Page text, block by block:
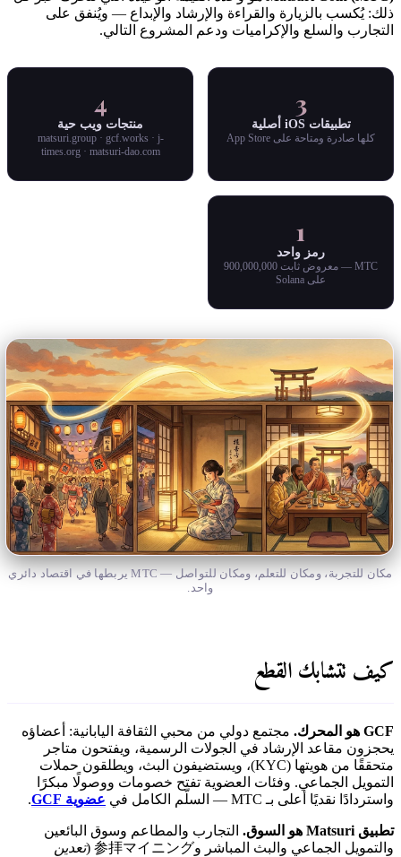
ذلك: يُكسب بالزيارة والقراءة والإرشاد والإبداع — ويُنفق على
التجارب والسلع والإكراميات ودعم المشروع التالي.
3
تطبيقات iOS أصلية
كلها صادرة ومتاحة على App Store
4
منتجات ويب حية
matsuri.group · gcf.works · j-
times.org · matsuri-dao.com
1
رمز واحد
MTC — معروض ثابت 900,000,000
على Solana
مكان للتجربة، ومكان للتعلم، ومكان للتواصل — MTC يربطها في اقتصاد دائري
واحد.
كيف تتشابك القطع
GCF هو المحرك.
مجتمع دولي من محبي الثقافة اليابانية: أعضاؤه
يحجزون مقاعد الإرشاد في الجولات الرسمية، ويفتحون متاجر
متحققًا من هويتها (KYC)، ويستضيفون البث، ويطلقون حملات
التمويل الجماعي. وفئات العضوية تفتح خصومات ووصولًا مبكرًا
واستردادًا نقديًا أعلى بـ MTC — السلّم الكامل في
عضوية GCF .
تطبيق Matsuri هو السوق.
التجارب والمطاعم وسوق البائعين
والتمويل الجماعي والبث المباشر و参拝マイニング (
تعدين